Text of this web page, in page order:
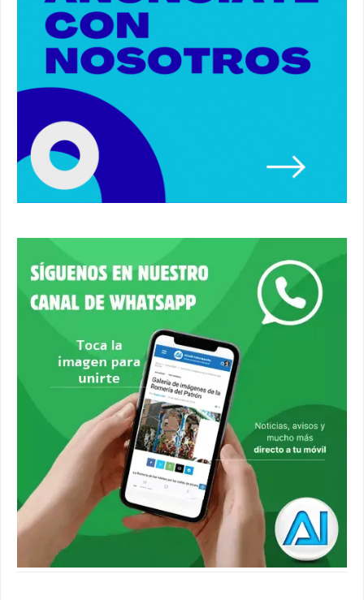
Premio de Medio Ambiente para el CEIP San
Mateo. #alcaladeguadaira #premios #colegio
03:01
Paseo de caballos. #alcaladeguadaira #ferias
#caballos
Un autobús ha golpeado a otro en el recinto
ferial. #accidente #alcaladeguadaira #ferias
Primer premio de casetas 2026.
#alcaladeguadaira #ferias